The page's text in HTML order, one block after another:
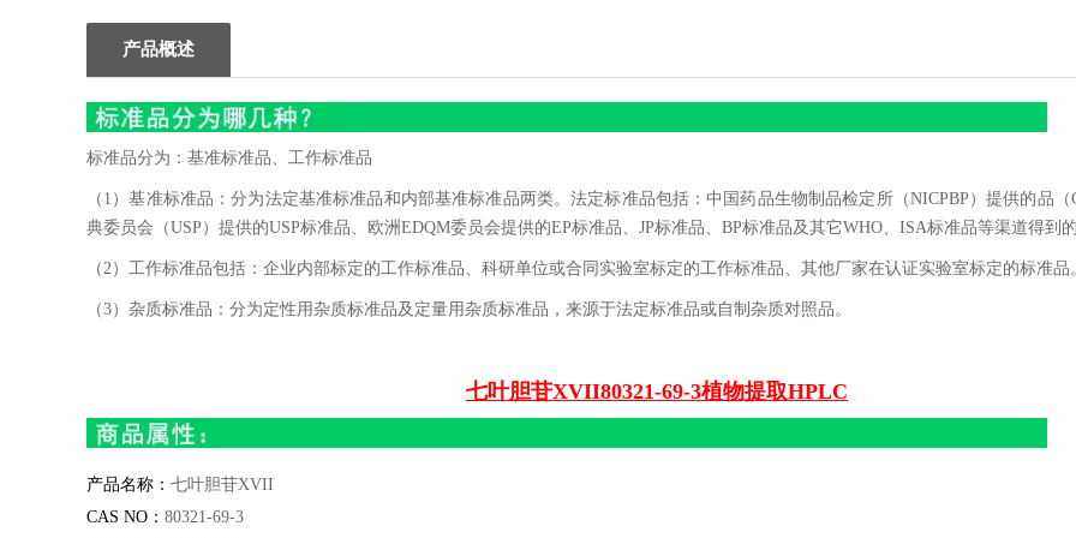
产品概述
标准品分为：基准标准品、工作标准品
（1）基准标准品：分为法定基准标准品和内部基准标准品两类。法定标准品包括：中国药品生物制品检定所（NICPBP）提供的品（
典委员会（USP）提供的USP标准品、欧洲EDQM委员会提供的EP标准品、JP标准品、BP标准品及其它WHO、ISA标准品等渠道得到的
（2）工作标准品包括：企业内部标定的工作标准品、科研单位或合同实验室标定的工作标准品、其他厂家在认证实验室标定的标准品
（3）杂质标准品：分为定性用杂质标准品及定量用杂质标准品，来源于法定标准品或自制杂质对照品。
七叶胆苷XVII80321-69-3植物提取HPLC
产品名称： 七叶胆苷XVII
CAS NO ： 80321-69-3